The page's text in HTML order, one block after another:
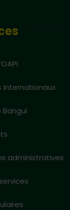
internationaux
administratives